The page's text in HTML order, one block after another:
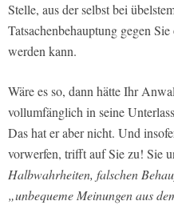
Stelle, aus der selbst bei
Tatsachenbehauptung gegen
werden kann.
Wäre es so, dann hätte Ihr
vollumfänglich in seine
Das hat er aber nicht. Und
vorwerfen, trifft auf Sie zu! Sie
Halbwahrheiten, falschen
„unbequeme Meinungen aus